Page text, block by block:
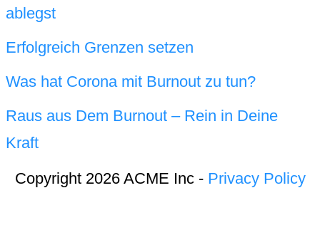
ablegst
Erfolgreich Grenzen setzen
Was hat Corona mit Burnout zu tun?
Raus aus Dem Burnout – Rein in Deine
Kraft
Copyright 2026 ACME Inc - Privacy Policy